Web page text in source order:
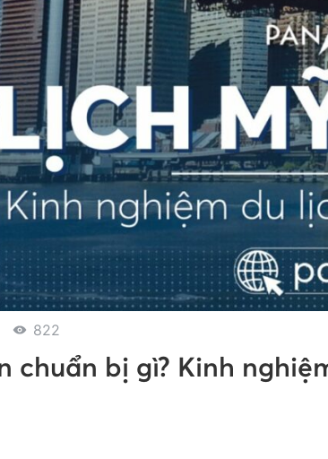
822
chuẩn bị gì? Kinh